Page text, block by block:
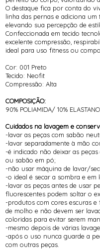
O destaque fica por conta do
linha das pernas e adiciona
elevando sua percepção de
Confeccionada em tecido
excelente compressão,
ideal para uso fitness ou
Cor: 001 Preto
Tecido: Neofit
Compressão: Alta
COMPOSIÇÃO:
90% POLIAMIDA/ 10% ELASTANO
Cuidados na lavagem e
-lavar as peças com sabão
-lavar separadamente à mão
-é indicado não deixar as
ou sabão em pó;
-não usar máquina de lavar/
-o ideal é secar a sombra e em
-lavar as peças antes de usar
fluorescentes podem soltar o
-produtos com cores escuras e
de molho e não devem ser
coloridas para evitar serem
-mesmo depois de várias
-após o uso nunca guarde a
com outras peças.